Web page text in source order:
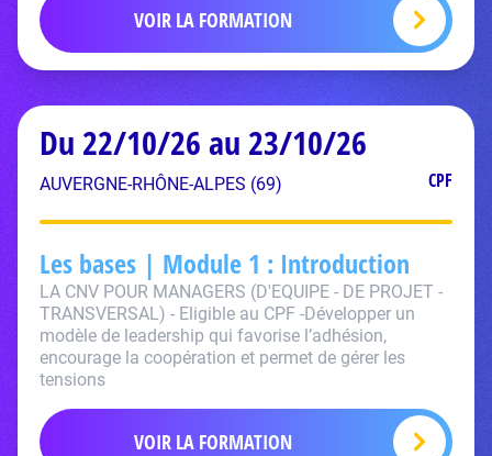
VOIR LA FORMATION
Du 22/10/26 au 23/10/26
AUVERGNE-RHÔNE-ALPES (69) CPF
Les bases | Module 1 : Introduction
LA CNV POUR MANAGERS (D'EQUIPE - DE PROJET -
TRANSVERSAL) - Eligible au CPF -Développer un
modèle de leadership qui favorise l’adhésion,
encourage la coopération et permet de gérer les
tensions
VOIR LA FORMATION